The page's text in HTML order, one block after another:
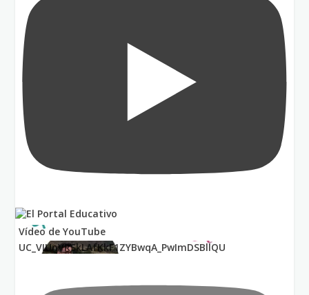
Vídeo de YouTube
UC_VIUnVRSkLAfKkF1ZYBwqA_PwImDSBllQU